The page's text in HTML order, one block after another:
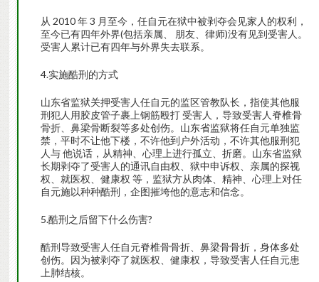
从 2010 年 3 月至今，任自元在狱中被剥夺会见家人的权利，
至今已有四年外界(包括亲属、 朋友、律师)没有见到受害人。
受害人累计已有四年与外界失去联系。
4.实施酷刑的方式
山东省监狱关押受害人任自元的监区管教队长，指使其他服
刑犯人用胶皮管子裹上钢筋殴打 受害人，导致受害人脊椎骨
骨折、鼻梁骨断裂等多处创伤。山东省监狱将任自元单独监
禁，平时不让他下楼，不许他到户外活动，不许其他服刑犯
人与 他说话，从精神、心理上进行孤立、折磨。山东省监狱
长期剥夺了受害人的通讯自由权、狱中申诉权、亲属的探视
权、就医权、健康权 等，监狱方从肉体、精神、心理上对任
自元施以种种酷刑，企图摧垮他的意志和信念。
5.酷刑之后留下什么伤害?
酷刑导致受害人任自元脊椎骨骨折、鼻梁骨骨折，身体多处
创伤。因为被剥夺了就医权、健康权，导致受害人任自元患
上肺结核。